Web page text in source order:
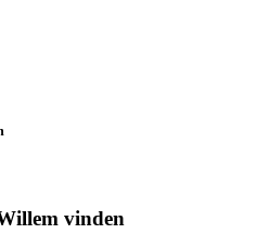
vinden